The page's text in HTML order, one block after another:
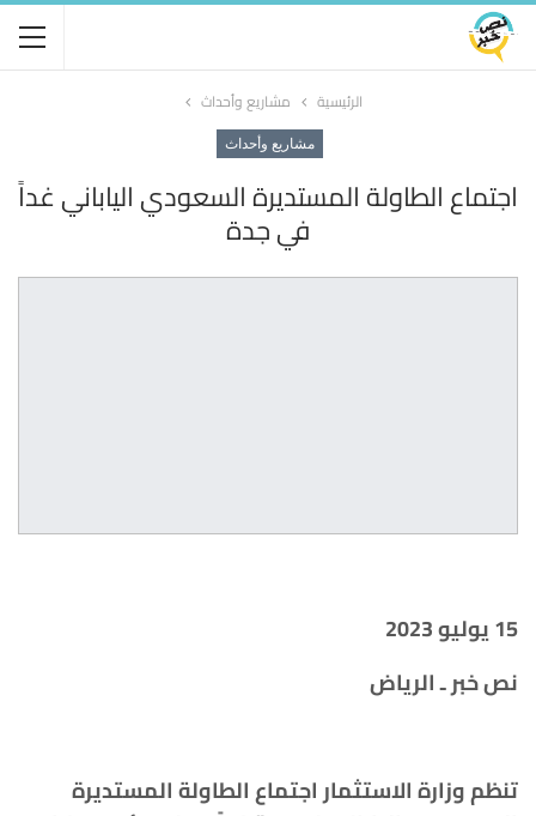
الرئيسية مشاريع وأحداث
مشاريع وأحداث
اجتماع الطاولة المستديرة السعودي الياباني غداً
في جدة
15 يوليو 2023
نص خبر ـ الرياض
تنظم وزارة الاستثمار اجتماع الطاولة المستديرة